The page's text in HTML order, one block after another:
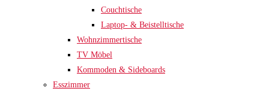
Couchtische
Laptop- & Beistelltische
Wohnzimmertische
TV Möbel
Kommoden & Sideboards
Esszimmer